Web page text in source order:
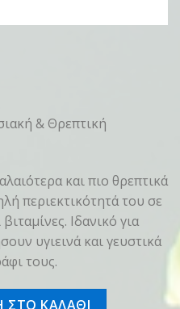
& Θρεπτική
και πιο θρεπτικά
περιεκτικότητά του σε
Ιδανικό για
υγιεινά και γευστικά
τους.
ΣΤΟ ΚΑΛΑΘΙ